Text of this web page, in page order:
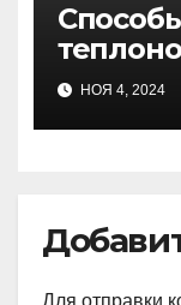
НОЯ 4, 2024
Для отправки